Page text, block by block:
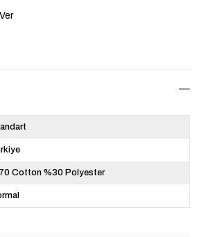
Cotton %30 Polyester